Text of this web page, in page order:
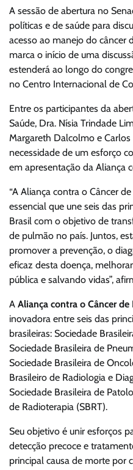
A sessão de abertura no
políticas e de saúde para
acesso ao manejo do câncer
marca o início de uma
estenderá ao longo do
no Centro Internacional de
Entre os participantes da
Saúde, Dra. Nísia Trindade
Margareth Dalcolmo e Carlos
necessidade de um esforço
em apresentação da Aliança
“A Aliança contra o Câncer
essencial que une seis das
Brasil com o objetivo de
de pulmão no país. Juntos,
promover a prevenção, o
eficaz desta doença,
pública e salvando vidas”,
A Aliança contra o Câncer
inovadora entre seis das
brasileiras: Sociedade
Sociedade Brasileira de
Sociedade Brasileira de
Brasileiro de Radiologia e
Sociedade Brasileira de
de Radioterapia (SBRT).
Seu objetivo é unir esforços
detecção precoce e
principal causa de morte por